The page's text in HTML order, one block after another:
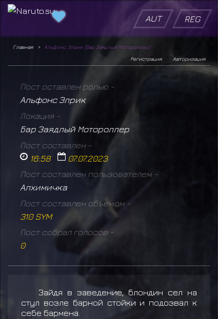
AUT REG
Главная
Альфонс Элрик (Бар Заядлый Мотороллер)
Авторизация
Регистрация
Пост оставлен ролью -
Альфонс Элрик
Локация -
Бар Заядлый Мотороллер
Пост составлен -
16:58 07.07.2023
Пост составлен пользователем -
Алхимичка
Пост составлен объемом -
310 SYM
Пост собрал голосов -
0
Зайдя в заведение, блондин сел на
стул возле барной стойки и подозвал к
себе бармена.